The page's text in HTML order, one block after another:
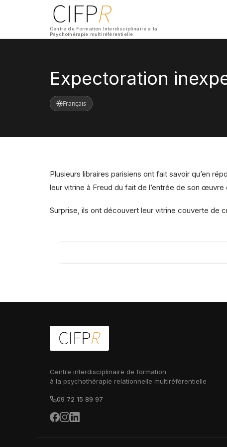
Centre de Formation Interdisciplinaire à la
Psychothérapie multiréférentielle
Expectoration
Français
Plusieurs libraires parisiens ont fait savoir qu’en
leur vitrine à Freud du fait de l’entrée de son œuvre
Surprise, ils ont découvert leur vitrine couverte de
Centre interdisciplinaire de formation
à la psychothérapie relationnelle multiréférentielle
09 72 15 89 97